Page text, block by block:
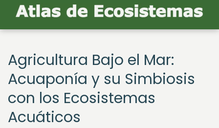
Agricultura Bajo el Mar:
Acuaponía y su Simbiosis
con los Ecosistemas
Acuáticos